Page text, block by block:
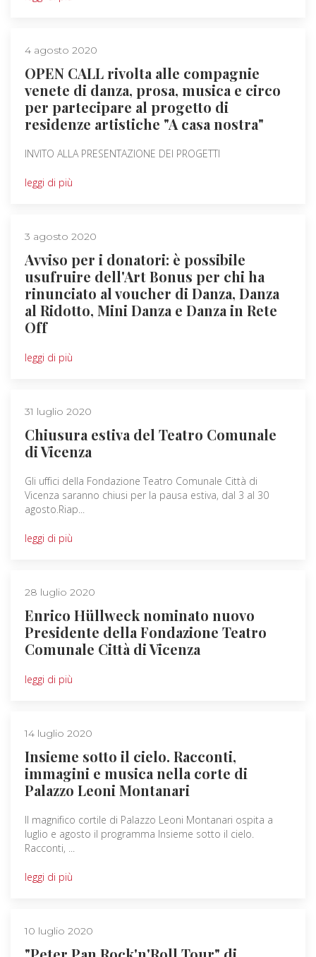
4 agosto 2020
OPEN CALL rivolta alle compagnie
venete di danza, prosa, musica e circo
per partecipare al progetto di
residenze artistiche "A casa nostra"
INVITO ALLA PRESENTAZIONE DEI PROGETTI
leggi di più
3 agosto 2020
Avviso per i donatori: è possibile
usufruire dell'Art Bonus per chi ha
rinunciato al voucher di Danza, Danza
al Ridotto, Mini Danza e Danza in Rete
Off
leggi di più
31 luglio 2020
Chiusura estiva del Teatro Comunale
di Vicenza
Gli uffici della Fondazione Teatro Comunale Città di
Vicenza saranno chiusi per la pausa estiva, dal 3 al 30
agosto.Riap...
leggi di più
28 luglio 2020
Enrico Hüllweck nominato nuovo
Presidente della Fondazione Teatro
Comunale Città di Vicenza
leggi di più
14 luglio 2020
Insieme sotto il cielo. Racconti,
immagini e musica nella corte di
Palazzo Leoni Montanari
Il magnifico cortile di Palazzo Leoni Montanari ospita a
luglio e agosto il programma Insieme sotto il cielo.
Racconti, ...
leggi di più
10 luglio 2020